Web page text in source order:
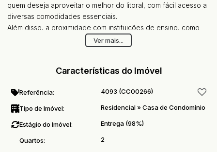
quem deseja aproveitar o melhor do litoral, com fácil acesso a
diversas comodidades essenciais.
Além disso, a proximidade com instituições de ensino, como
Escola 2º Grau, torna este local ainda mais
atrativo para famílias com crianças. Nas imediações, você
Pizzaria
Restaurante
Lojas
Praça/Parque
Ver mais...
Características do Imóvel
Referência: 4093 (CC00266)
Tipo de Imóvel: Residencial» Casa de Condomínio
Estágio do Imóvel: Entrega (98%)
Quartos: 2